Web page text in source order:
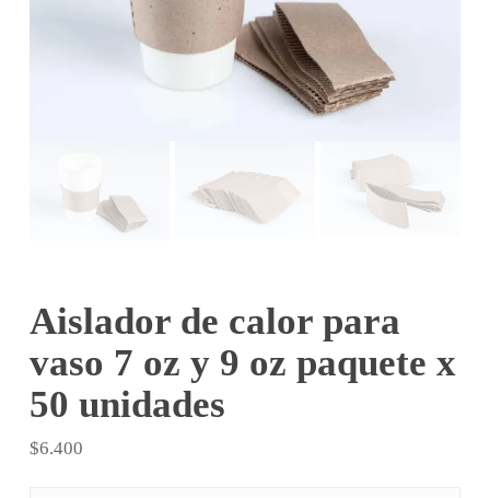
Aislador de calor para
vaso 7 oz y 9 oz paquete x
50 unidades
$6.400